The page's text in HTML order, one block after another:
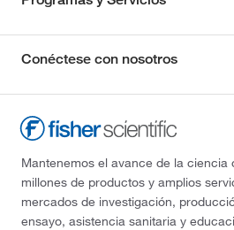
Conéctese con nosotros
Mantenemos el avance de la ciencia
millones de productos y amplios
mercados de investigación,
ensayo, asistencia sanitaria y